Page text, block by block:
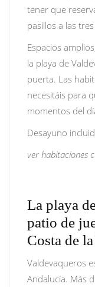
tener que
pasillos a las
Espacios
la playa de
puerta. Las
necesitáis para
momentos del
Desayuno
ver habitaciones
La playa
patio de
Costa de
Valdevaqueros
Andalucía. Más